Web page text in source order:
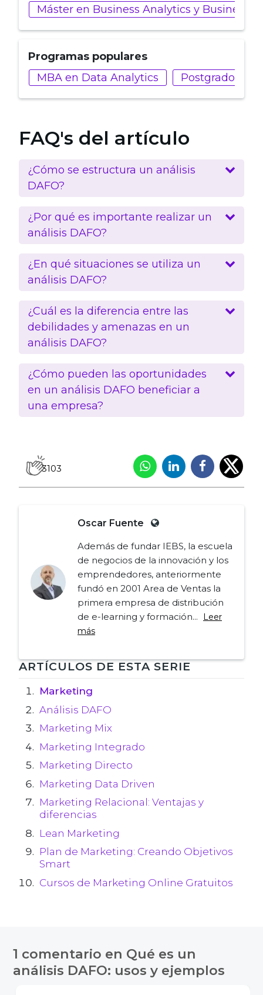
Máster en Business Analytics y Business
Programas populares
MBA en Data Analytics
Postgrado en
FAQ's del artículo
¿Cómo se estructura un análisis
DAFO?
¿Por qué es importante realizar un
análisis DAFO?
¿En qué situaciones se utiliza un
análisis DAFO?
¿Cuál es la diferencia entre las
debilidades y amenazas en un
análisis DAFO?
¿Cómo pueden las oportunidades
en un análisis DAFO beneficiar a
una empresa?
3103
Oscar Fuente
Además de fundar IEBS, la escuela
de negocios de la innovación y los
emprendedores, anteriormente
fundó en 2001 Area de Ventas la
primera empresa de distribución
de e-learning y formación...
Leer
más
Navegación
de
entradas
ARTÍCULOS DE ESTA SERIE
Marketing
Análisis DAFO
Marketing Mix
Marketing Integrado
Marketing Directo
Marketing Data Driven
Marketing Relacional: Ventajas y
diferencias
Lean Marketing
Plan de Marketing: Creando Objetivos
Smart
Cursos de Marketing Online Gratuitos
1 comentario en Qué es un
análisis DAFO: usos y ejemplos